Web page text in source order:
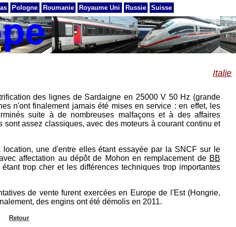
Pologne Roumanie Royaume Uni Russie Suisse
Italie
des lignes de Sardaigne en 25000 V 50 Hz (grande
n'ont finalement jamais été mises en service : en effet, les
suite à de nombreuses malfaçons et à des affaires
assez classiques, avec des moteurs à courant continu et
une d'entre elles étant essayée par la SNCF sur le
affectation au dépôt de Mohon en remplacement de BB
trop cher et les différences techniques trop importantes
de vente furent exercées en Europe de l'Est (Hongrie,
des engins ont été démolis en 2011.
Retour